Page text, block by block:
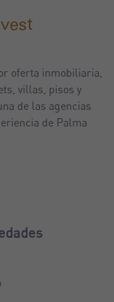
oferta inmobiliaria,
villas, pisos y
de las agencias
de Palma